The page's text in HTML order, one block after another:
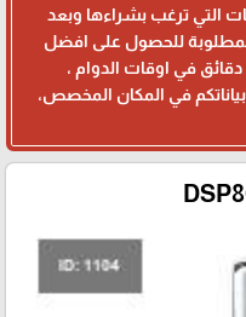
التي ترغب بشراءها وبعد
المطلوبة للحصول على افضل
عرض سعر يتم تسعير الطلبية خلال 10 دقائق في اوقات الدوام ،
في المكان المخصص،